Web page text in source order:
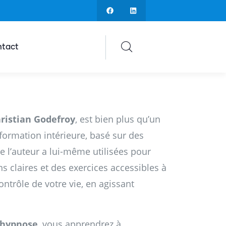
Godefroy, est bien plus qu’un
intérieure, basé sur des
l’auteur a lui-même utilisées pour
claires et des exercices accessibles à
de votre vie, en agissant